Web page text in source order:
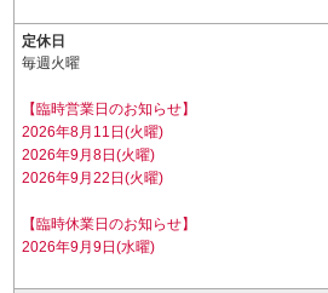
定休日
毎週火曜
【臨時営業日のお知らせ】
2026年8月11日(火曜)
2026年9月8日(火曜)
2026年9月22日(火曜)
【臨時休業日のお知らせ】
2026年9月9日(水曜)